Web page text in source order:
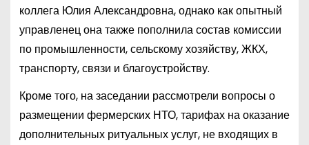
коллега Юлия Александровна, однако как опытный
управленец она также пополнила состав комиссии
по промышленности, сельскому хозяйству, ЖКХ,
транспорту, связи и благоустройству.
Кроме того, на заседании рассмотрели вопросы о
размещении фермерских НТО, тарифах на оказание
дополнительных ритуальных услуг, не входящих в